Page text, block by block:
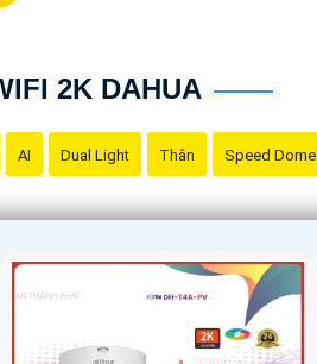
2K DAHUA
AI Dual Light Thân Speed Dome